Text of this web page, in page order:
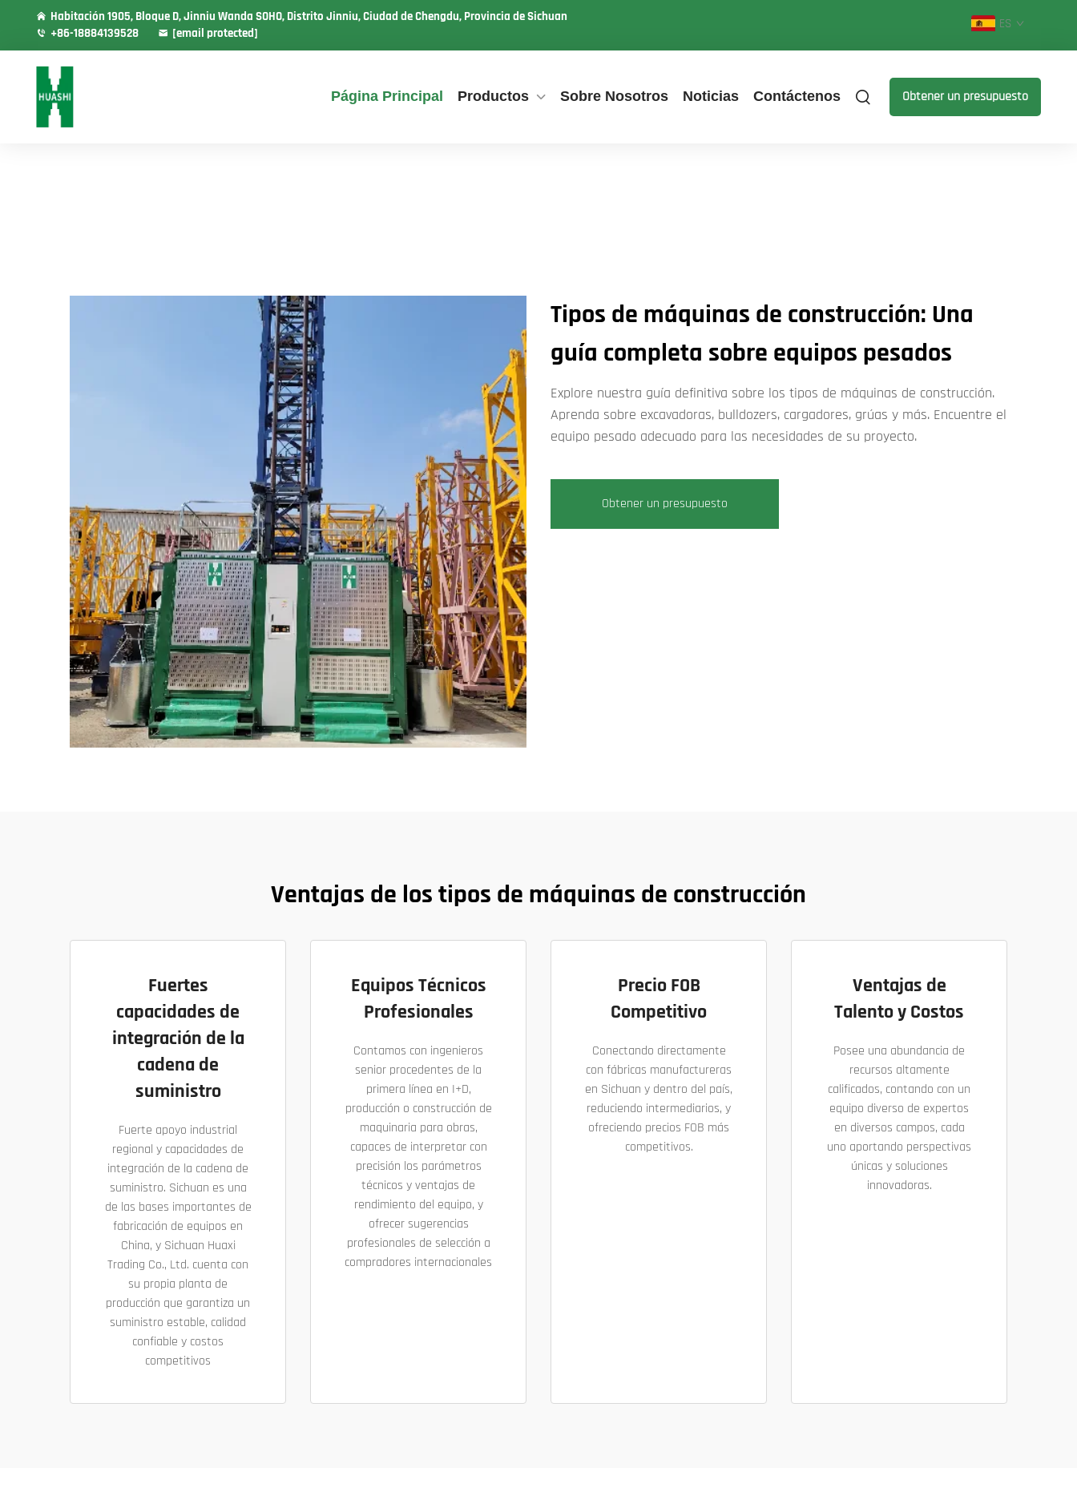
Habitación 1905, Bloque D, Jinniu Wanda SOHO, Distrito Jinniu, Ciudad de Chengdu, Provincia de Sichuan
+86-18884139528
[email protected]
ES
Página Principal Productos Sobre Nosotros Noticias Contáctenos Obtener un presupuesto
Tipos de máquinas de construcción: Una
guía completa sobre equipos pesados
Explore nuestra guía definitiva sobre los tipos de máquinas de construcción.
Aprenda sobre excavadoras, bulldozers, cargadores, grúas y más. Encuentre el
equipo pesado adecuado para las necesidades de su proyecto.
Obtener un presupuesto
Ventajas de los tipos de máquinas de construcción
Fuertes
capacidades de
integración de la
cadena de
suministro
Fuerte apoyo industrial
regional y capacidades de
integración de la cadena de
suministro. Sichuan es una
de las bases importantes de
fabricación de equipos en
China, y Sichuan Huaxi
Trading Co., Ltd. cuenta con
su propia planta de
producción que garantiza un
suministro estable, calidad
confiable y costos
competitivos
Equipos Técnicos
Profesionales
Contamos con ingenieros
senior procedentes de la
primera línea en I+D,
producción o construcción de
maquinaria para obras,
capaces de interpretar con
precisión los parámetros
técnicos y ventajas de
rendimiento del equipo, y
ofrecer sugerencias
profesionales de selección a
compradores internacionales
Precio FOB
Competitivo
Conectando directamente
con fábricas manufactureras
en Sichuan y dentro del país,
reduciendo intermediarios, y
ofreciendo precios FOB más
competitivos.
Ventajas de
Talento y Costos
Posee una abundancia de
recursos altamente
calificados, contando con un
equipo diverso de expertos
en diversos campos, cada
uno aportando perspectivas
únicas y soluciones
innovadoras.